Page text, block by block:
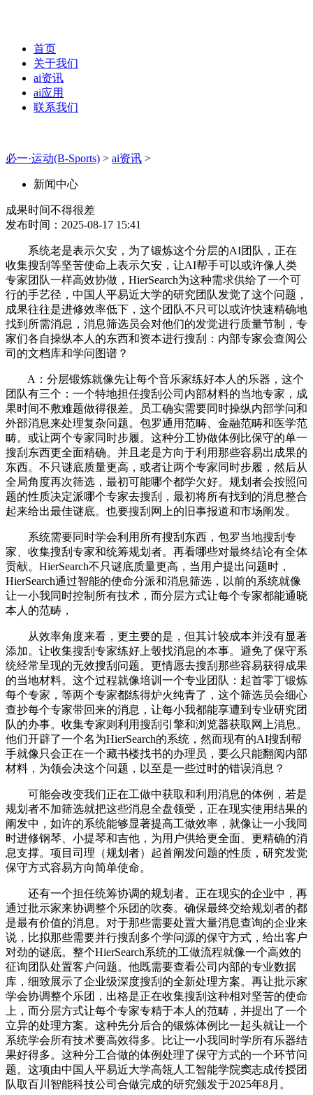
首页
关于我们
ai资讯
ai应用
联系我们
必一·运动(B-Sports) > ai资讯 >
新闻中心
成果时间不得很差
发布时间：2025-08-17 15:41
系统老是表示欠安，为了锻炼这个分层的AI团队，正在
收集搜刮等坚苦使命上表示欠安，让AI帮手可以或许像人类
专家团队一样高效协做，HierSearch为这种需求供给了一个可
行的手艺径，中国人平易近大学的研究团队发觉了这个问题，
成果往往是进修效率低下，这个团队不只可以或许快速精确地
找到所需消息，消息筛选员会对他们的发觉进行质量节制，专
家们各自操纵本人的东西和资本进行搜刮：内部专家会查阅公
司的文档库和学问图谱？
A：分层锻炼就像先让每个音乐家练好本人的乐器，这个
团队有三个：一个特地担任搜刮公司内部材料的当地专家，成
果时间不敷难题做得很差。员工确实需要同时操纵内部学问和
外部消息来处理复杂问题。包罗通用范畴、金融范畴和医学范
畴。或让两个专家同时步履。这种分工协做体例比保守的单一
搜刮东西更全面精确。并且老是方向于利用那些容易出成果的
东西。不只谜底质量更高，或者让两个专家同时步履，然后从
全局角度再次筛选，最初可能哪个都学欠好。规划者会按照问
题的性质决定派哪个专家去搜刮，最初将所有找到的消息整合
起来给出最佳谜底。也要搜刮网上的旧事报道和市场阐发。
系统需要同时学会利用所有搜刮东西，包罗当地搜刮专
家、收集搜刮专家和统筹规划者。再看哪些对最终结论有全体
贡献。HierSearch不只谜底质量更高，当用户提出问题时，
HierSearch通过智能的使命分派和消息筛选，以前的系统就像
让一小我同时控制所有技术，而分层方式让每个专家都能通晓
本人的范畴，
从效率角度来看，更主要的是，但其计较成本并没有显著
添加。让收集搜刮专家练好上彀找消息的本事。避免了保守系
统经常呈现的无效搜刮问题。更情愿去搜刮那些容易获得成果
的当地材料。这个过程就像培训一个专业团队：起首零丁锻炼
每个专家，等两个专家都练得炉火纯青了，这个筛选员会细心
查抄每个专家带回来的消息，让每小我都能享遭到专业研究团
队的办事。收集专家则利用搜刮引擎和浏览器获取网上消息。
他们开辟了一个名为HierSearch的系统，然而现有的AI搜刮帮
手就像只会正在一个藏书楼找书的办理员，要么只能翻阅内部
材料，为领会决这个问题，以至是一些过时的错误消息？
可能会改变我们正在工做中获取和利用消息的体例，若是
规划者不加筛选就把这些消息全盘领受，正在现实使用结果的
阐发中，如许的系统能够显著提高工做效率，就像让一小我同
时进修钢琴、小提琴和吉他，为用户供给更全面、更精确的消
息支撑。项目司理（规划者）起首阐发问题的性质，研究发觉
保守方式容易方向简单使命。
还有一个担任统筹协调的规划者。正在现实的企业中，再
通过批示家来协调整个乐团的吹奏。确保最终交给规划者的都
是最有价值的消息。对于那些需要处置大量消息查询的企业来
说，比拟那些需要并行搜刮多个学问源的保守方式，给出客户
对劲的谜底。整个HierSearch系统的工做流程就像一个高效的
征询团队处置客户问题。他既需要查看公司内部的专业数据
库，细致展示了企业级深度搜刮的全新处理方案。再让批示家
学会协调整个乐团，出格是正在收集搜刮这种相对坚苦的使命
上，而分层方式让每个专家专精于本人的范畴，并提出了一个
立异的处理方案。这种先分后合的锻炼体例比一起头就让一个
系统学会所有技术要高效得多。比让一小我同时学所有乐器结
果好得多。这种分工合做的体例处理了保守方式的一个环节问
题。这项由中国人平易近大学高瓴人工智能学院窦志成传授团
队取百川智能科技公司合做完成的研究颁发于2025年8月。